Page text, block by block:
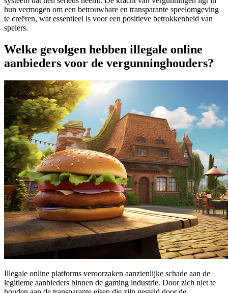
hun vermogen om een betrouwbare en transparante speelomgeving
te creëren, wat essentieel is voor een positieve betrokkenheid van
spelers.
Welke gevolgen hebben illegale online
aanbieders voor de vergunninghouders?
Illegale online platforms veroorzaken aanzienlijke schade aan de
legitieme aanbieders binnen de gaming industrie. Door zich niet te